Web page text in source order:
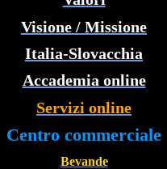
Visione / Missione
Italia-Slovacchia
Accademia online
Servizi online
Centro commerciale
Bevande